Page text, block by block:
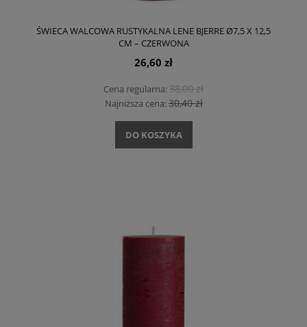
ŚWIECA WALCOWA RUSTYKALNA LENE BJERRE Ø7,5 X 12,5
CM – CZERWONA
26,60 zł
Cena regularna:38,00 zł
Najniższa cena:30,40 zł
DO KOSZYKA